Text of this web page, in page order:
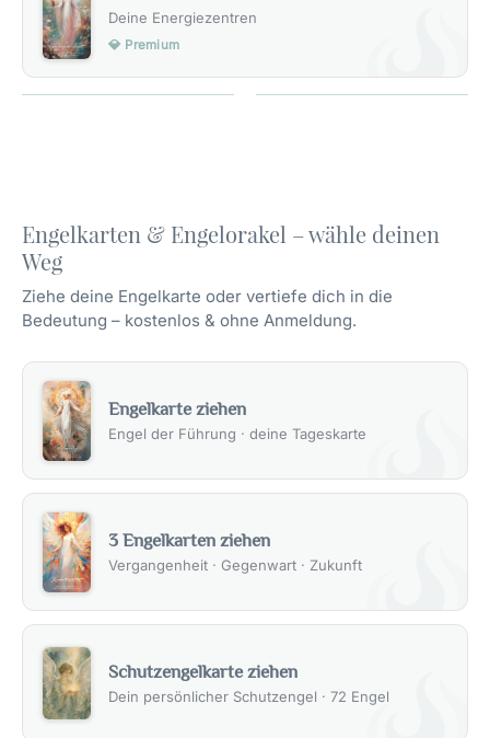
Deine Energiezentren
💎 Premium
Engelkarten & Engelorakel – wähle deinen
Weg
Ziehe deine Engelkarte oder vertiefe dich in die
Bedeutung – kostenlos & ohne Anmeldung.
Engelkarte ziehen
Engel der Führung · deine Tageskarte
3 Engelkarten ziehen
Vergangenheit · Gegenwart · Zukunft
Schutzengelkarte ziehen
Dein persönlicher Schutzengel · 72 Engel